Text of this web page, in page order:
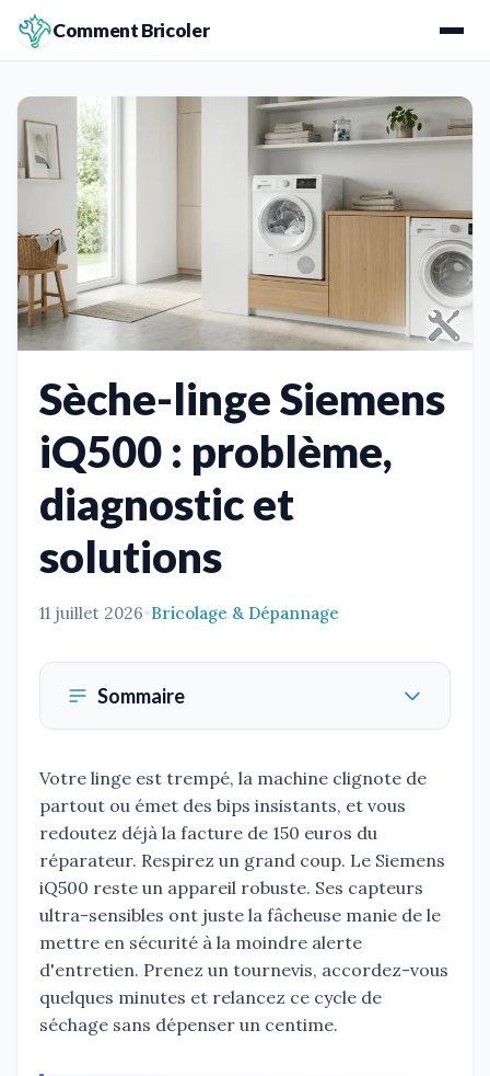
Comment Bricoler
Sèche-linge Siemens
iQ500 : problème,
diagnostic et
solutions
11 juillet 2026•Bricolage & Dépannage
Sommaire
Votre linge est trempé, la machine clignote de
partout ou émet des bips insistants, et vous
redoutez déjà la facture de 150 euros du
réparateur. Respirez un grand coup. Le Siemens
iQ500 reste un appareil robuste. Ses capteurs
ultra-sensibles ont juste la fâcheuse manie de le
mettre en sécurité à la moindre alerte
d'entretien. Prenez un tournevis, accordez-vous
quelques minutes et relancez ce cycle de
séchage sans dépenser un centime.